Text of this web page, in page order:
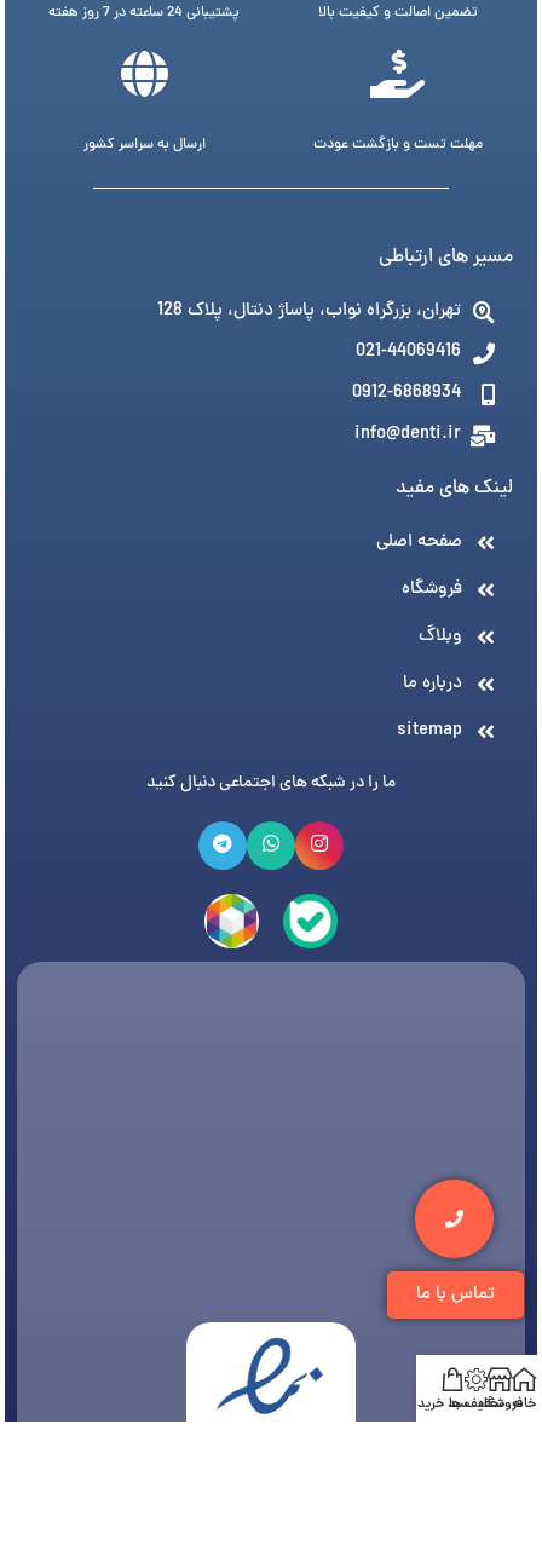
تماس با ما
تضمین اصالت و کیفیت بالا پشتیبانی 24 ساعته در 7 روز هفته
مهلت تست و بازگشت عودت ارسال به سراسر کشور
مسیر های ارتباطی
تهران، بزرگراه نواب، پاساژ دنتال، پلاک 128
021-44069416
0912-6868934
info@denti.ir
لینک های مفید
صفحه اصلی
فروشگاه
وبلاگ
درباره ما
sitemap
ما را در شبکه های اجتماعی دنبال کنید
خانهفروشگاه
تخفیف هاسبد خرید